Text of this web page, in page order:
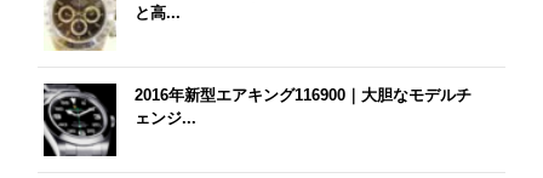
と高...
2016年新型エアキング116900｜大胆なモデルチ
ェンジ...